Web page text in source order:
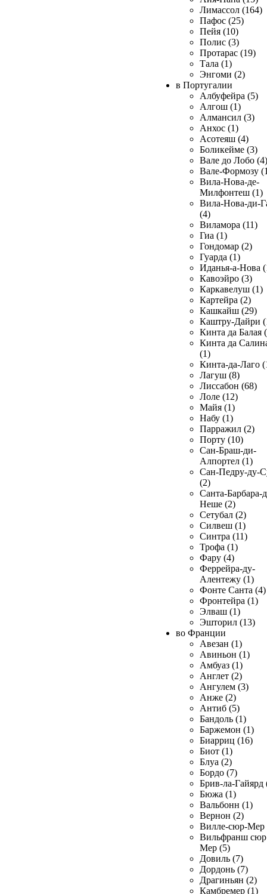
Лимассол (164)
Пафос (25)
Пейя (10)
Полис (3)
Протарас (19)
Тала (1)
Энгоми (2)
в Португалии
Албуфейра (5)
Алгош (1)
Алмансил (3)
Анхос (1)
Асотеяш (4)
Боликейме (3)
Вале до Лобо (4)
Вале-Формозу
Вила-Нова-де-
Милфонтеш (1)
Вила-Нова-ди-
(4)
Виламора (11)
Гиа (1)
Гондомар (2)
Гуарда (1)
Иданья-а-Нова
Кавоэйро (3)
Каркавелуш (1)
Картейра (2)
Кашкайш (29)
Каштру-Дайри
Кинта да Балая
Кинта да
(1)
Кинта-да-Лаго
Лагуш (8)
Лиссабон (68)
Лоле (12)
Майя (1)
Набу (1)
Парражил (2)
Порту (10)
Сан-Браш-ди-
Алпортел (1)
Сан-Педру-ду-
(2)
Санта-Барбара-
Неше (2)
Сетубал (2)
Силвеш (1)
Синтра (11)
Трофа (1)
Фару (4)
Феррейра-ду-
Алентежу (1)
Фонте Санта (4)
Фронтейра (1)
Элваш (1)
Эшторил (13)
во Франции
Авезан (1)
Авиньон (1)
Амбуаз (1)
Англет (2)
Ангулем (3)
Анже (2)
Антиб (5)
Бандоль (1)
Баржемон (1)
Биарриц (16)
Биот (1)
Блуа (2)
Бордо (7)
Брив-ла-Гайярд
Бюжа (1)
Вальбонн (1)
Вернон (2)
Вилле-сюр-Мер
Вильфранш сюр
Мер (5)
Довиль (7)
Дордонь (7)
Драгиньян (2)
Камбремер (1)